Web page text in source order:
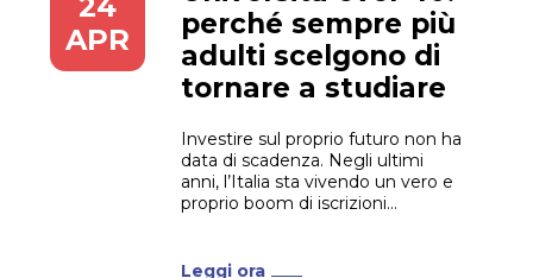
APR
perché sempre più
adulti scelgono di
tornare a studiare
Investire sul proprio futuro non ha
data di scadenza. Negli ultimi
anni, l’Italia sta vivendo un vero e
proprio boom di iscrizioni
nuovo impulso alla propria carriera
Leggi ora